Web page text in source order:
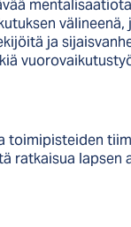
ja
toimipisteiden
ratkaisua lapsen